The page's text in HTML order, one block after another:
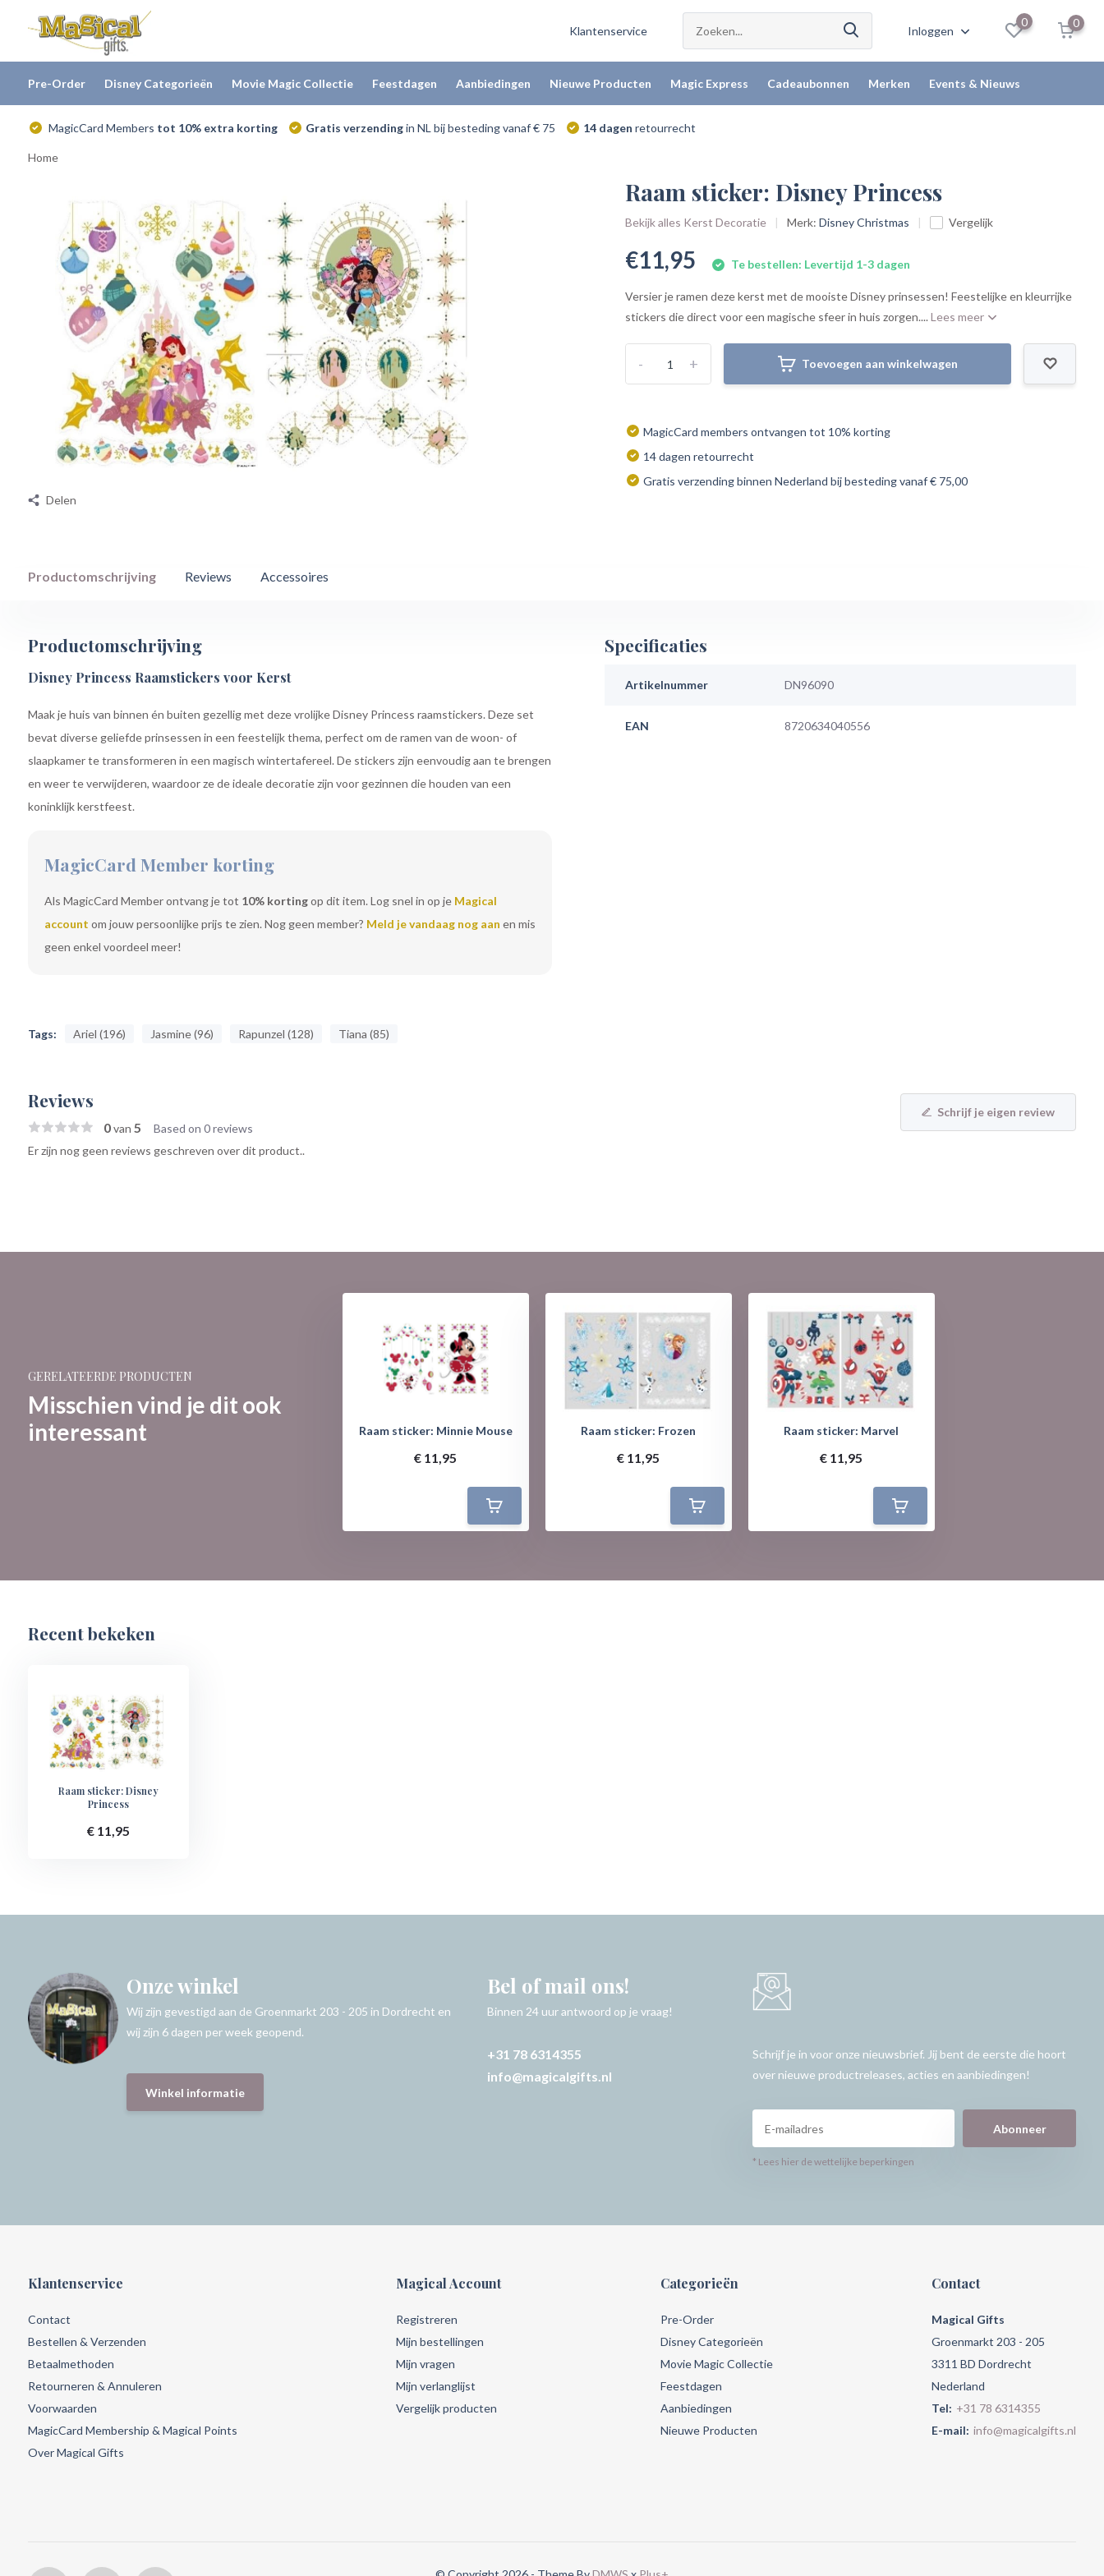
Klantenservice Inloggen
0 0
Pre-Order Disney Categorieën Movie Magic Collectie Feestdagen Aanbiedingen Nieuwe Producten Magic Express Cadeaubonnen Merken Events & Nieuws
MagicCard Members tot 10% extra korting Gratis verzendingin NL bij besteding vanaf € 75 14 dagen retourrecht
Home
Delen
Raam sticker: Disney Princess
Bekijk alles Kerst Decoratie Merk:Disney Christmas Vergelijk
€11,95 Te bestellen: Levertijd 1-3 dagen
Versier je ramen deze kerst met de mooiste Disney prinsessen! Feestelijke en kleurrijke
stickers die direct voor een magische sfeer in huis zorgen....Lees meer
+
- Toevoegen aan winkelwagen
MagicCard members ontvangen tot 10% korting
14 dagen retourrecht
Gratis verzending binnen Nederland bij besteding vanaf € 75,00
Productomschrijving Reviews Accessoires
Productomschrijving
Disney Princess Raamstickers voor Kerst
Maak je huis van binnen én buiten gezellig met deze vrolijke Disney Princess raamstickers. Deze set
bevat diverse geliefde prinsessen in een feestelijk thema, perfect om de ramen van de woon- of
slaapkamer te transformeren in een magisch wintertafereel. De stickers zijn eenvoudig aan te brengen
en weer te verwijderen, waardoor ze de ideale decoratie zijn voor gezinnen die houden van een
koninklijk kerstfeest.
MagicCard Member korting
Als MagicCard Member ontvang je tot 10% kortingop dit item. Log snel in op je Magical
account om jouw persoonlijke prijs te zien. Nog geen member? Meld je vandaag nog aan en mis
geen enkel voordeel meer!
Tags: Ariel (196) Jasmine (96) Rapunzel (128) Tiana (85)
Specificaties
Artikelnummer DN96090
EAN 8720634040556
Reviews
0van 5 Based on 0 reviews
Schrijf je eigen review
Er zijn nog geen reviews geschreven over dit product..
GERELATEERDE PRODUCTEN
Misschien vind je dit ook
interessant
Raam sticker: Minnie Mouse
€ 11,95
Raam sticker: Frozen
€ 11,95
Raam sticker: Marvel
€ 11,95
Recent bekeken
Raam sticker: Disney
Princess
€ 11,95
Onze winkel
Wij zijn gevestigd aan de Groenmarkt 203 - 205 in Dordrecht en
wij zijn 6 dagen per week geopend.
Winkel informatie
Bel of mail ons!
Binnen 24 uur antwoord op je vraag!
+31 78 6314355
info@magicalgifts.nl
Schrijf je in voor onze nieuwsbrief. Jij bent de eerste die hoort
over nieuwe productreleases, acties en aanbiedingen!
Abonneer
* Lees hier de wettelijke beperkingen
Klantenservice
Contact
Bestellen & Verzenden
Betaalmethoden
Retourneren & Annuleren
Voorwaarden
MagicCard Membership & Magical Points
Over Magical Gifts
Magical Account
Registreren
Mijn bestellingen
Mijn vragen
Mijn verlanglijst
Vergelijk producten
Categorieën
Pre-Order
Disney Categorieën
Movie Magic Collectie
Feestdagen
Aanbiedingen
Nieuwe Producten
Contact
Magical Gifts
Groenmarkt 203 - 205
3311 BD Dordrecht
Nederland
Tel: +31 78 6314355
E-mail: info@magicalgifts.nl